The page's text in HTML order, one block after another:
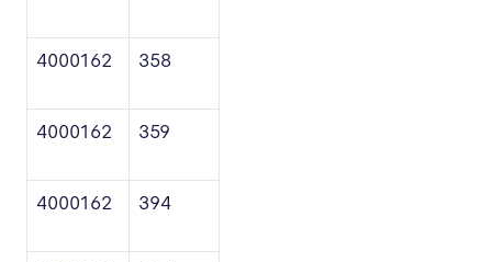
4000162 358
4000162 359
4000162 394